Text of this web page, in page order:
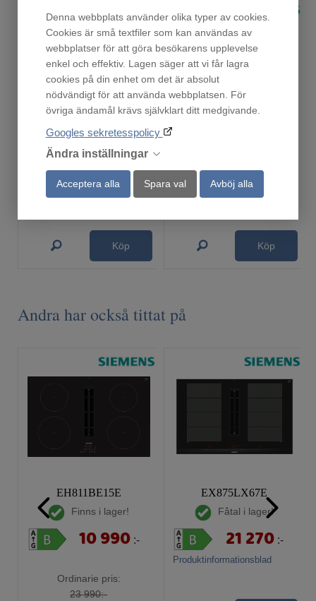
Denna webbplats använder olika typer av cookies.
Cookies är små textfiler som kan användas av
webbplatser för att göra besökarens upplevelse
enkel och effektiv. Lagen säger att vi får lagra
cookies på din enhet om det är absolut
nödvändigt för att använda webbplatsen. För
övriga ändamål krävs självklart ditt medgivande.
Googles sekretesspolicy
Ändra inställningar
Acceptera alla Spara val Avböj alla
Ronneby Bruk Maestro Rostfritt Gryta 24 cm, 9 lite
Finns i lager!
1 175 :-
Köp
1 890 :-
Köp
Andra har också tittat på
EH811BE15E
Finns i lager!
10 990 :-
Ordinarie pris:
23 990:-
EX875LX67E
Fåtal i lager!
Produktinformationsblad
21 270 :-